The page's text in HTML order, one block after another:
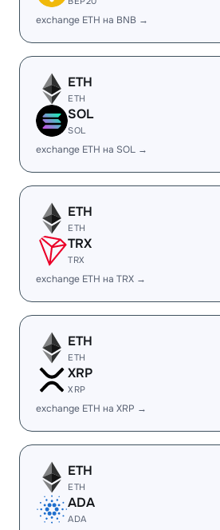
exchange ETH на BNB →
ETH
ETH
SOL
SOL
exchange ETH на SOL →
ETH
ETH
TRX
TRX
exchange ETH на TRX →
ETH
ETH
XRP
XRP
exchange ETH на XRP →
ETH
ETH
ADA
ADA